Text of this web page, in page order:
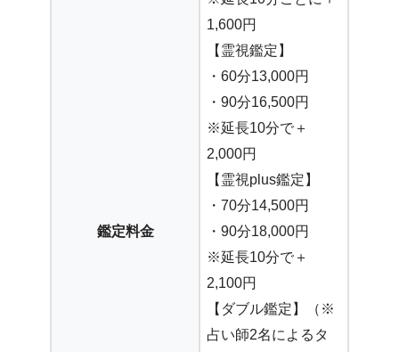
鑑定料金
1,600円
【霊視鑑定】
・60分13,000円
・90分16,500円
※延長10分で＋
2,000円
【霊視plus鑑定】
・70分14,500円
・90分18,000円
※延長10分で＋
2,100円
【ダブル鑑定】（※
占い師2名によるタ